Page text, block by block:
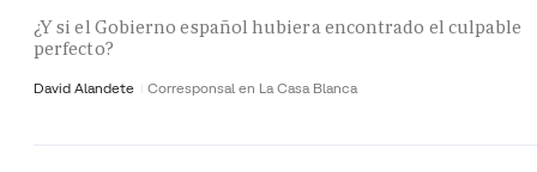
¿Y si el Gobierno español hubiera encontrado el culpable
perfecto?
David Alandete Corresponsal en La Casa Blanca